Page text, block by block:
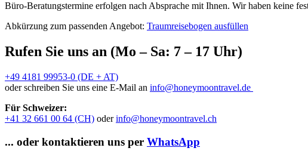
Büro-Beratungstermine erfolgen nach Absprache mit Ihnen. Wir haben keine
Abkürzung zum passenden Angebot: Traumreisebogen ausfüllen
Rufen Sie uns an (Mo – Sa: 7 – 17 Uhr)
+49 4181 99953-0 (DE + AT)
oder schreiben Sie uns eine E-Mail an info@honeymoontravel.de
Für Schweizer:
+41 32 661 00 64 (CH) oderinfo@honeymoontravel.ch
... oder kontaktieren uns per WhatsApp